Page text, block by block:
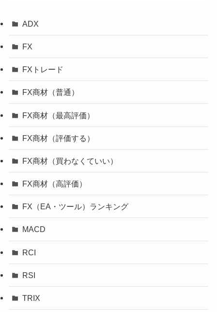
ADX
FX
FXトレード
FX商材（普通）
FX商材（最高評価）
FX商材（評価する）
FX商材（買わなくていい）
FX商材（高評価）
FX（EA・ツール）ランキング
MACD
RCI
RSI
TRIX